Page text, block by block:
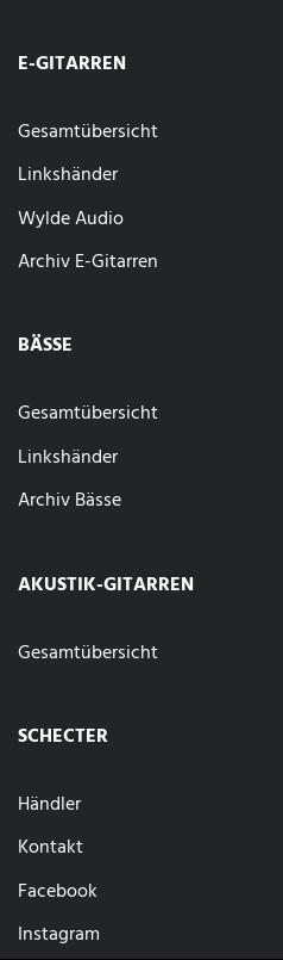
E-GITARREN
Gesamtübersicht
Linkshänder
Wylde Audio
Archiv E-Gitarren
BÄSSE
Gesamtübersicht
Linkshänder
Archiv Bässe
AKUSTIK-GITARREN
Gesamtübersicht
SCHECTER
Händler
Kontakt
Facebook
Instagram